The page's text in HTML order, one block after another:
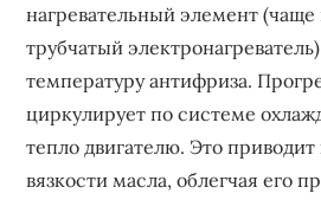
нагревательный элемент
трубчатый
температуру антифриза.
циркулирует по системе
тепло двигателю. Это
вязкости масла, облегчая его